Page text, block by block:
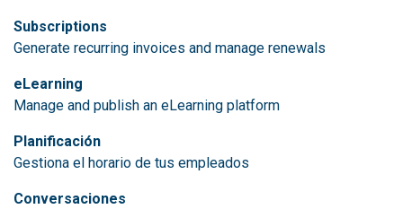
Subscriptions
Generate recurring invoices and manage renewals
eLearning
Manage and publish an eLearning platform
Planificación
Gestiona el horario de tus empleados
Conversaciones